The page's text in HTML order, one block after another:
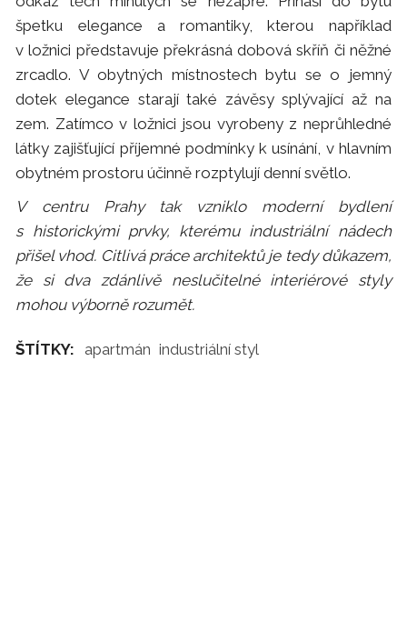
špetku elegance a romantiky, kterou například
v ložnici představuje překrásná dobová skříň či něžné
zrcadlo. V obytných místnostech bytu se o jemný
dotek elegance starají také závěsy splývající až na
zem. Zatímco v ložnici jsou vyrobeny z neprůhledné
látky zajišťující příjemné podmínky k usínání, v hlavním
obytném prostoru účinně rozptylují denní světlo.
V centru Prahy tak vzniklo moderní bydlení
s historickými prvky, kterému industriální nádech
přišel vhod. Citlivá práce architektů je tedy důkazem,
že si dva zdánlivě neslučitelné interiérové styly
mohou výborně rozumět.
ŠTÍTKY: apartmán industriální styl